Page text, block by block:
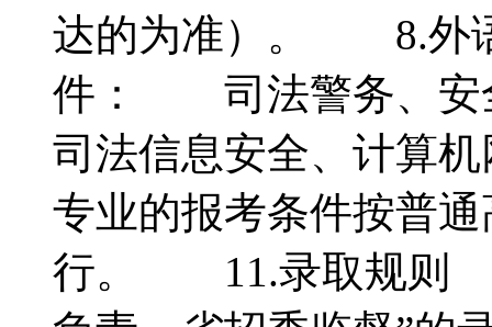
达的为准）。 8.外
件： 司法警务、安
司法信息安全、计算
专业的报考条件按普
行。 11.录取规则